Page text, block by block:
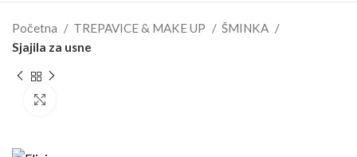
Početna TREPAVICE & MAKE UP
ŠMINKA
Sjajila za usne